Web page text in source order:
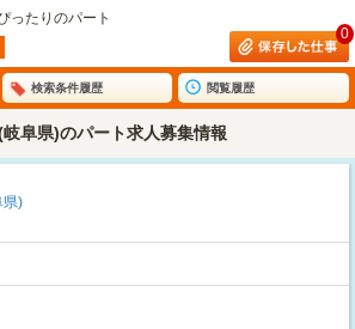
ったりのパート
0
検索条件履歴 閲覧履歴
阜県)のパート求人募集情報
県)